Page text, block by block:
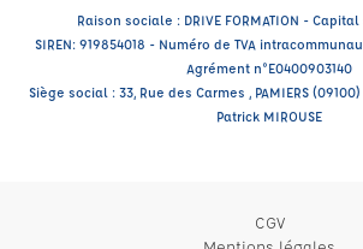
Raison sociale : DRIVE FORMATION -
SIREN: 919854018 - Numéro de TVA
Agrément n°E0400903140
Siège social : 33, Rue des Carmes , PAMIERS
Patrick MIROUSE
CGV